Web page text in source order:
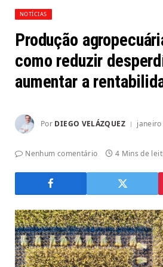
NOTÍCIAS
Produção
como reduzir
aumentar a
Por DIEGO VELÁZQUEZ
Nenhum comentário 4 Mins de